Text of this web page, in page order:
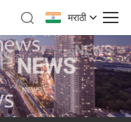
मराठी